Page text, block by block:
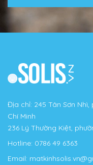
Địa chỉ: 245 Tân Sơn
Chí Minh
236 Lý Thường Kiệt,
Hotline: 0786 49 6363
Email: